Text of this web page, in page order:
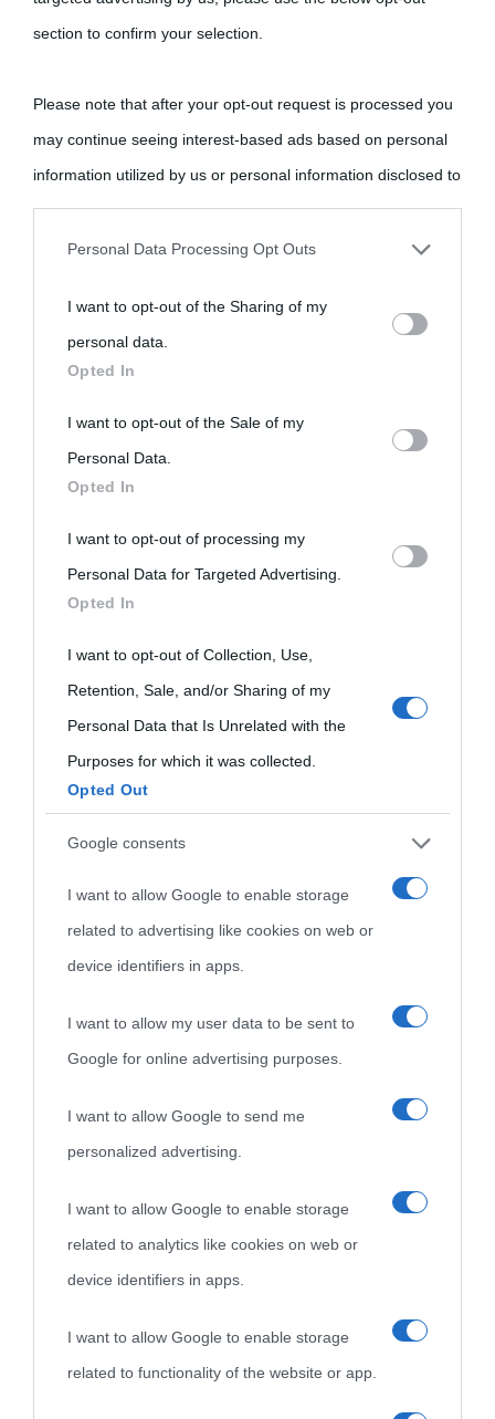
section to confirm your selection.
Please note that after your opt-out request is processed you
may continue seeing interest-based ads based on personal
information utilized by us or personal information disclosed to
third parties prior to your opt-out.
personal information by third parties on the IAB’s list of
downstream participants.
This information may also be disclosed by us to third parties
on the IAB’s List of Downstream Participants that may further
disclose it to other third parties.
Please note that this website/app uses one or more Google
services and may gather and store information including but
not limited to your visit or usage behaviour. You may click to
grant or deny consent to Google and its third-party tags to
use your data for below specified purposes in below Google
consent section.
Personal Data Processing Opt Outs
I want to opt-out of the Sharing of my
personal data.
Opted In
I want to opt-out of the Sale of my
Personal Data.
Opted In
I want to opt-out of processing my
Personal Data for Targeted Advertising.
Opted In
I want to opt-out of Collection, Use,
Retention, Sale, and/or Sharing of my
Personal Data that Is Unrelated with the
Purposes for which it was collected.
Opted Out
Google consents
I want to allow Google to enable storage
related to advertising like cookies on web or
device identifiers in apps.
I want to allow my user data to be sent to
Google for online advertising purposes.
I want to allow Google to send me
personalized advertising.
I want to allow Google to enable storage
related to analytics like cookies on web or
device identifiers in apps.
I want to allow Google to enable storage
related to functionality of the website or app.
Cultura
Cultura è un blog del sito Biografieonline © 2012-2025 •
come Affiliato Amazon il sito ricava commissioni sugli acquisti
nell'avversa.» (Aristotele -Frasi sulla cultura)
Biografie di
Ricorrenze Mappa del sito